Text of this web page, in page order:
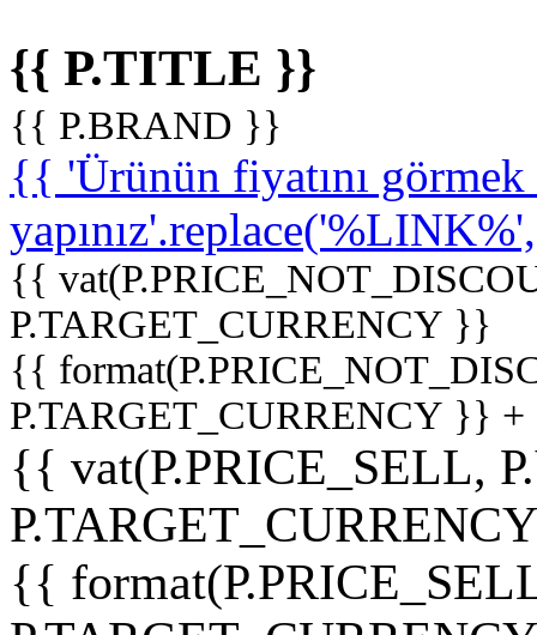
{{ P.TITLE }}
{{ P.BRAND }}
{{ 'Ürünün fiyatını
{{
P.TARGET_CURRENCY }}
{{
P.TARGET_CURRENCY }}
{{ vat(P.PRICE_SELL,
{{